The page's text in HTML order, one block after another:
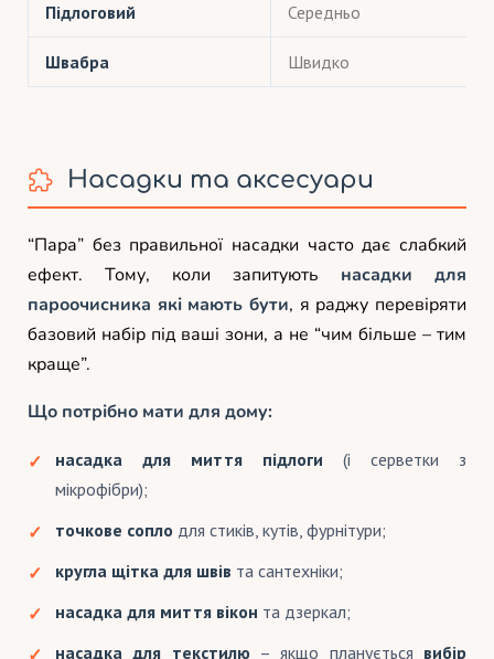
Підлоговий Середньо
Швабра Швидко
Насадки та аксесуари
“Пара” без правильної насадки часто дає слабкий
ефект. Тому, коли запитують насадки для
пароочисника які мають бути, я раджу перевіряти
базовий набір під ваші зони, а не “чим більше – тим
краще”.
Що потрібно мати для дому:
насадка для миття підлоги (і серветки з
мікрофібри);
точкове сопло для стиків, кутів, фурнітури;
кругла щітка для швів та сантехніки;
насадка для миття вікон та дзеркал;
насадка для текстилю – якщо планується вибір